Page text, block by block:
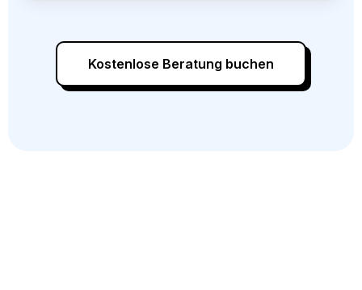
Kostenlose Beratung buchen